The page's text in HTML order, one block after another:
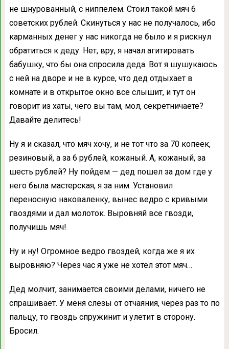
не шнурованный, с ниппелем. Стоил такой мяч 6
советских рублей. Скинуться у нас не получалось, ибо
карманных денег у нас никогда не было и я рискнул
обратиться к деду. Нет, вру, я начал агитировать
бабушку, что бы она спросила деда. Вот я шушукаюсь
с ней на дворе и не в курсе, что дед отдыхает в
комнате и в открытое окно все слышит, и тут он
говорит из хаты, чего вы там, мол, секретничаете?
Давайте делитесь!
Ну я и сказал, что мяч хочу, и не тот что за 70 копеек,
резиновый, а за 6 рублей, кожаный. А, кожаный, за
шесть рублей? Ну пойдем — дед пошел за дом где у
него была мастерская, я за ним. Установил
переносную наковаленку, вынес ведро с кривыми
гвоздями и дал молоток. Выровняй все гвозди,
получишь мяч!
Ну и ну! Огромное ведро гвоздей, когда же я их
выровняю? Через час я уже не хотел этот мяч…
Дед молчит, занимается своими делами, ничего не
спрашивает. У меня слезы от отчаяния, через раз то по
пальцу, то гвоздь спружинит и улетит в сторону.
Бросил.